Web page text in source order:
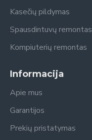
Kasečių pildymas
Spausdintuvų remontas
Kompiuterių remontas
Informacija
Apie mus
Garantijos
Prekių pristatymas